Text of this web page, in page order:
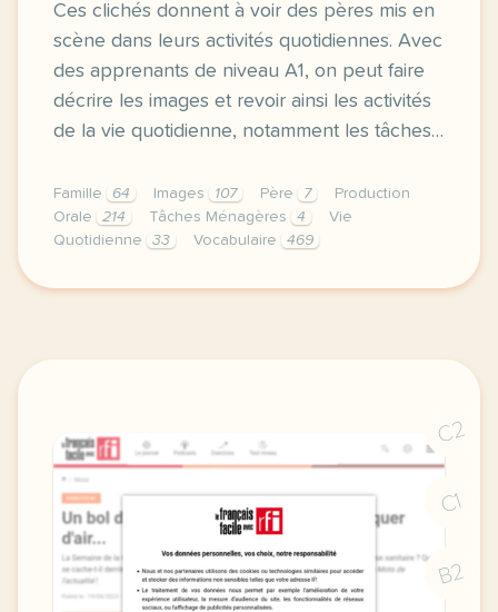
Ces clichés donnent à voir des pères mis en
scène dans leurs activités quotidiennes. Avec
des apprenants de niveau A1, on peut faire
décrire les images et revoir ainsi les activités
de la vie quotidienne, notamment les tâches…
Famille 64 Images 107 Père 7
Production
Orale
214 Tâches Ménagères 4
Vie
Quotidienne
33 Vocabulaire 469
l artiste suedois johan bavman a photographie
C2
C1
B2